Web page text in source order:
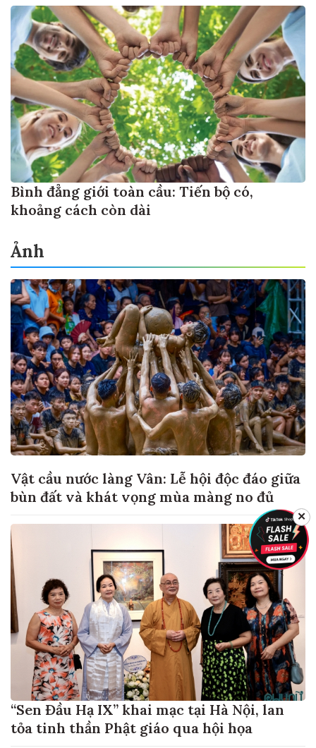
Bình đẳng giới toàn cầu: Tiến bộ có,
khoảng cách còn dài
Ảnh
Vật cầu nước làng Vân: Lễ hội độc đáo giữa
bùn đất và khát vọng mùa màng no đủ
“Sen Đầu Hạ IX” khai mạc tại Hà Nội, lan
tỏa tinh thần Phật giáo qua hội họa
✕